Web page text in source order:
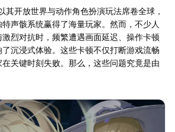
其开放世界与动作角色扮演玩法席卷全球，
声骸系统赢得了海量玩家。然而，不少人
烈对抗时，频繁遭遇画面延迟、操作卡顿
沉浸式体验。这些卡顿不仅打断游戏流畅
关键时刻失败。那么，这些问题究竟是由